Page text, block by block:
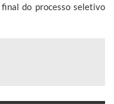
do processo seletivo